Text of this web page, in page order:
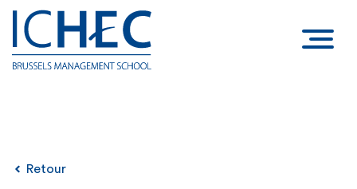
Retour